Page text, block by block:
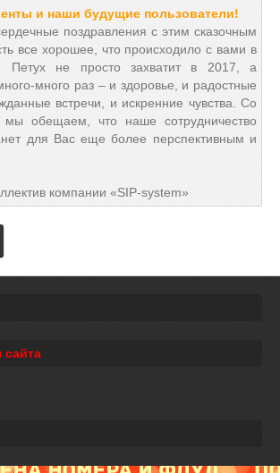
и наши будущие пользователи!
поздравления с этим сказочным
все хорошее, что происходило с вами в
Петух не просто захватит в 2017, а
много раз – и здоровье, и радостные
встречи, и искренние чувства. Со
мы обещаем, что наше сотрудничество
для Вас еще более перспективным и
компании «SIP-system»
сайта